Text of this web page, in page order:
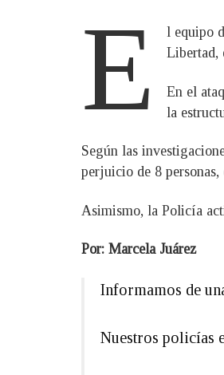
E
l equipo
Libertad,
En el
la
Según las
perjuicio de 8
Asimismo, la Policía
Por: Marcela Juárez
Informamos de
Nuestros policías